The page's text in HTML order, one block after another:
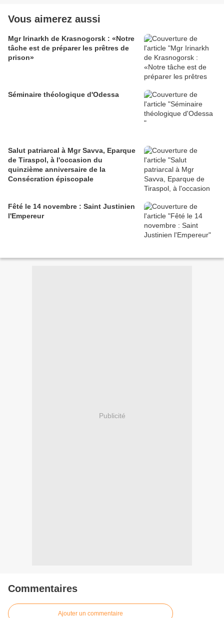
Vous aimerez aussi
Mgr Irinarkh de Krasnogorsk : «Notre
tâche est de préparer les prêtres de
prison»
Séminaire théologique d'Odessa
Salut patriarcal à Mgr Savva, Eparque
de Tiraspol, à l'occasion du
quinzième anniversaire de la
Consécration épiscopale
Fêté le 14 novembre : Saint Justinien
l'Empereur
Publicité
Commentaires
Ajouter un commentaire